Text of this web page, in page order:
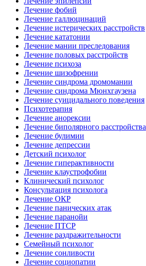
Лечение фобий
Лечение галлюцинаций
Лечение истерических расстройств
Лечение кататонии
Лечение мании преследования
Лечение половых расстройств
Лечение психоза
Лечение шизофрении
Лечение синдрома дромомании
Лечение синдрома Мюнхгаузена
Лечение суицидального поведения
Психотерапия
Лечение анорексии
Лечение биполярного расстройства
Лечение булимии
Лечение депрессии
Детский психолог
Лечение гиперактивности
Лечение клаустрофобии
Клинический психолог
Консультация психолога
Лечение ОКР
Лечение панических атак
Лечение паранойи
Лечение ПТСР
Лечение раздражительности
Семейный психолог
Лечение сонливости
Лечение социопатии